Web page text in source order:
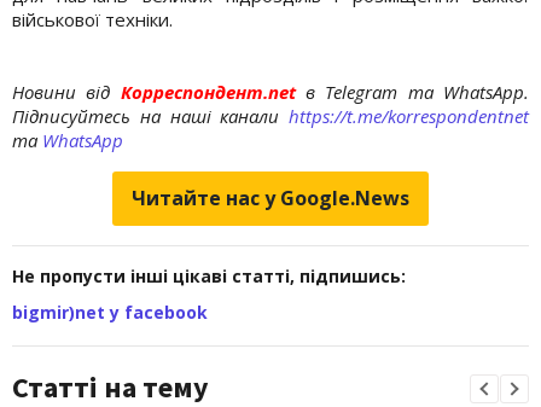
військової техніки.
Новини від Корреспондент.netв Telegram та WhatsApp.
Підписуйтесь на наші канали https://t.me/korrespondentnet
та WhatsApp
Читайте нас у Google.News
Не пропусти інші цікаві статті, підпишись:
bigmir)net у facebook
Статті на тему